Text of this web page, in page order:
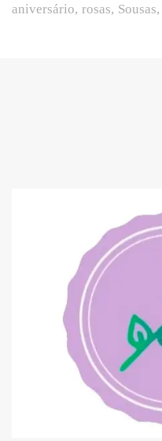
aniversário rosas Sousas